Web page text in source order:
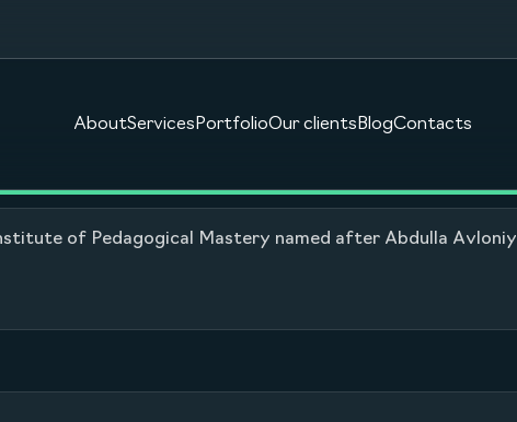
AboutServices PortfolioOur clients BlogContacts
of Pedagogical Mastery named after Abdulla Avloniy